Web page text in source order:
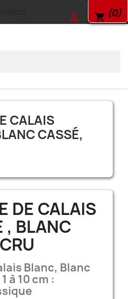
shopping_cart (0)

CALAIS
CASSÉ,
DE CALAIS
, BLANC
Blanc, Blanc
à 10 cm :